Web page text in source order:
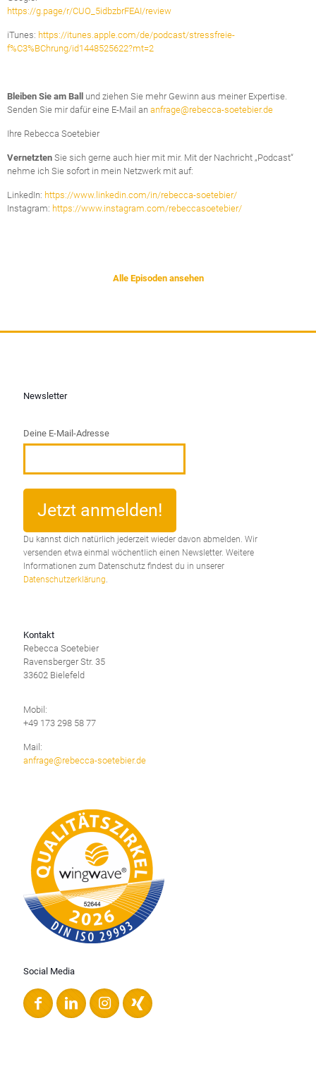
https://g.page/r/CUO_5idbzbrFEAI/review
iTunes: https://itunes.apple.com/de/podcast/stressfreie-
f%C3%BChrung/id1448525622?mt=2
Bleiben Sie am Ball
und ziehen Sie mehr Gewinn aus meiner Expertise.
Senden Sie mir dafür eine E-Mail an anfrage@rebecca-soetebier.de
Ihre Rebecca Soetebier
Vernetzten Sie sich gerne auch hier mit mir. Mit der Nachricht „Podcast“
nehme ich Sie sofort in mein Netzwerk mit auf:
LinkedIn: https://www.linkedin.com/in/rebecca-soetebier/
Instagram: https://www.instagram.com/rebeccasoetebier/
Alle Episoden ansehen
Social Media
Kontakt
Rebecca Soetebier
Ravensberger Str. 35
33602 Bielefeld
Mobil:
+49 173 298 58 77
Mail:
anfrage@rebecca-soetebier.de
Newsletter
Deine E-Mail-Adresse
Du kannst dich natürlich jederzeit wieder davon abmelden. Wir
versenden etwa einmal wöchentlich einen Newsletter. Weitere
Informationen zum Datenschutz findest du in unserer
Datenschutzerklärung.